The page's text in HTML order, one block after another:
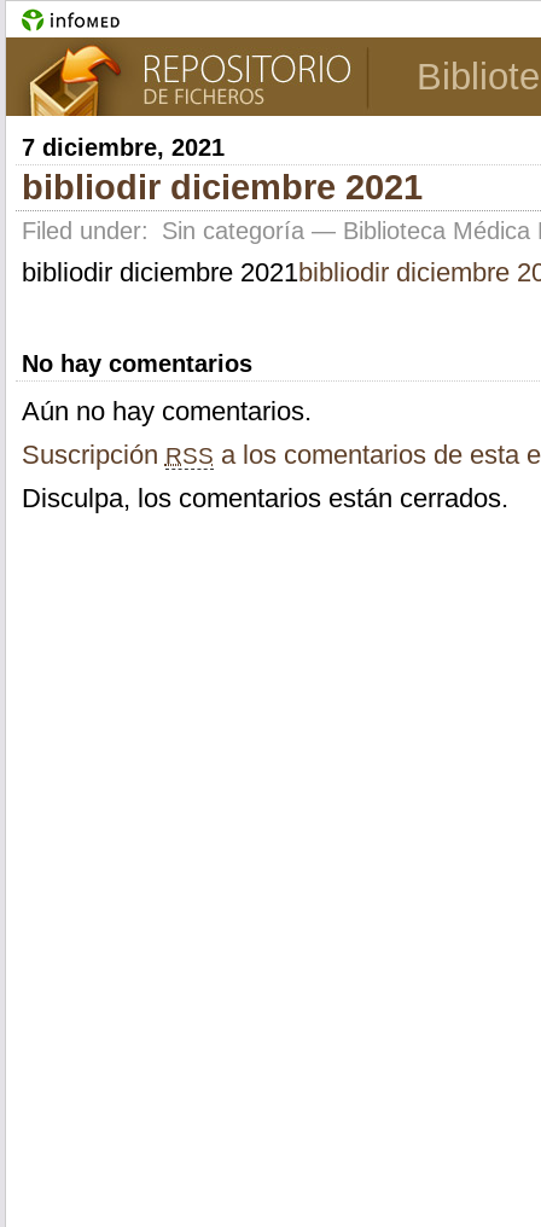
7 diciembre, 2021
bibliodir diciembre 2021
Filed under: Sin categoría— Biblioteca Médica
bibliodir diciembre 2021bibliodir diciembre
No hay comentarios
Aún no hay comentarios.
Suscripción RSS a los comentarios de esta
Disculpa, los comentarios están cerrados.